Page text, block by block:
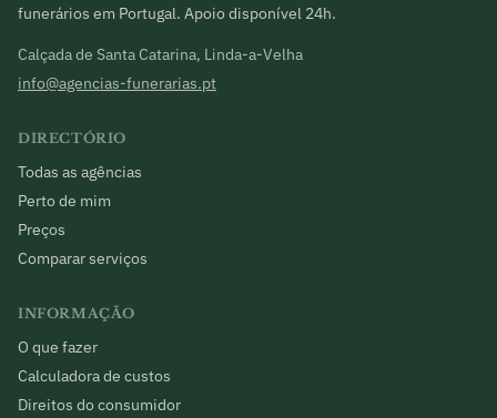
funerários em Portugal. Apoio disponível 24h.
Calçada de Santa Catarina, Linda-a-Velha
info@agencias-funerarias.pt
DIRECTÓRIO
Todas as agências
Perto de mim
Preços
Comparar serviços
INFORMAÇÃO
O que fazer
Calculadora de custos
Direitos do consumidor